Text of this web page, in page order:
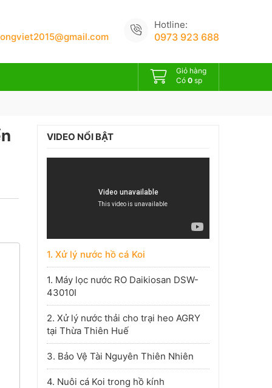
Hotline:
0973 923 688
Giỏ hàng
Có 0 sp
VIDEO NỔI BẬT
1. Xử lý nước hồ cá Koi
1. Máy lọc nước RO Daikiosan DSW-
43010I
2. Xử lý nước thải cho trại heo AGRY
tại Thừa Thiên Huế
3. Bảo Vệ Tài Nguyên Thiên Nhiên
4. Nuôi cá Koi trong hồ kính